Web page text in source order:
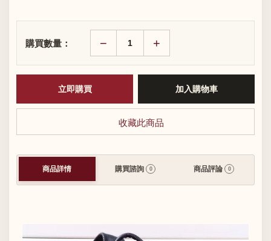
購買數量： +
−
收藏此商品
商品詳情 購買諮詢 0 商品評論 0